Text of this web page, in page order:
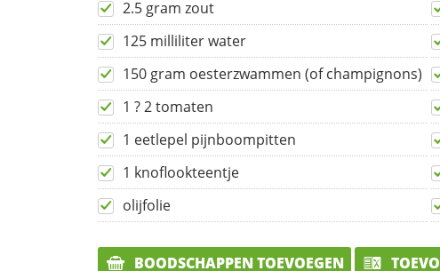
2.5 gram zout
125 milliliter water
150 gram oesterzwammen (of champignons)
1 ? 2 tomaten
1 eetlepel pijnboompitten
1 knoflookteentje
olijfolie
BOODSCHAPPEN TOEVOEGEN